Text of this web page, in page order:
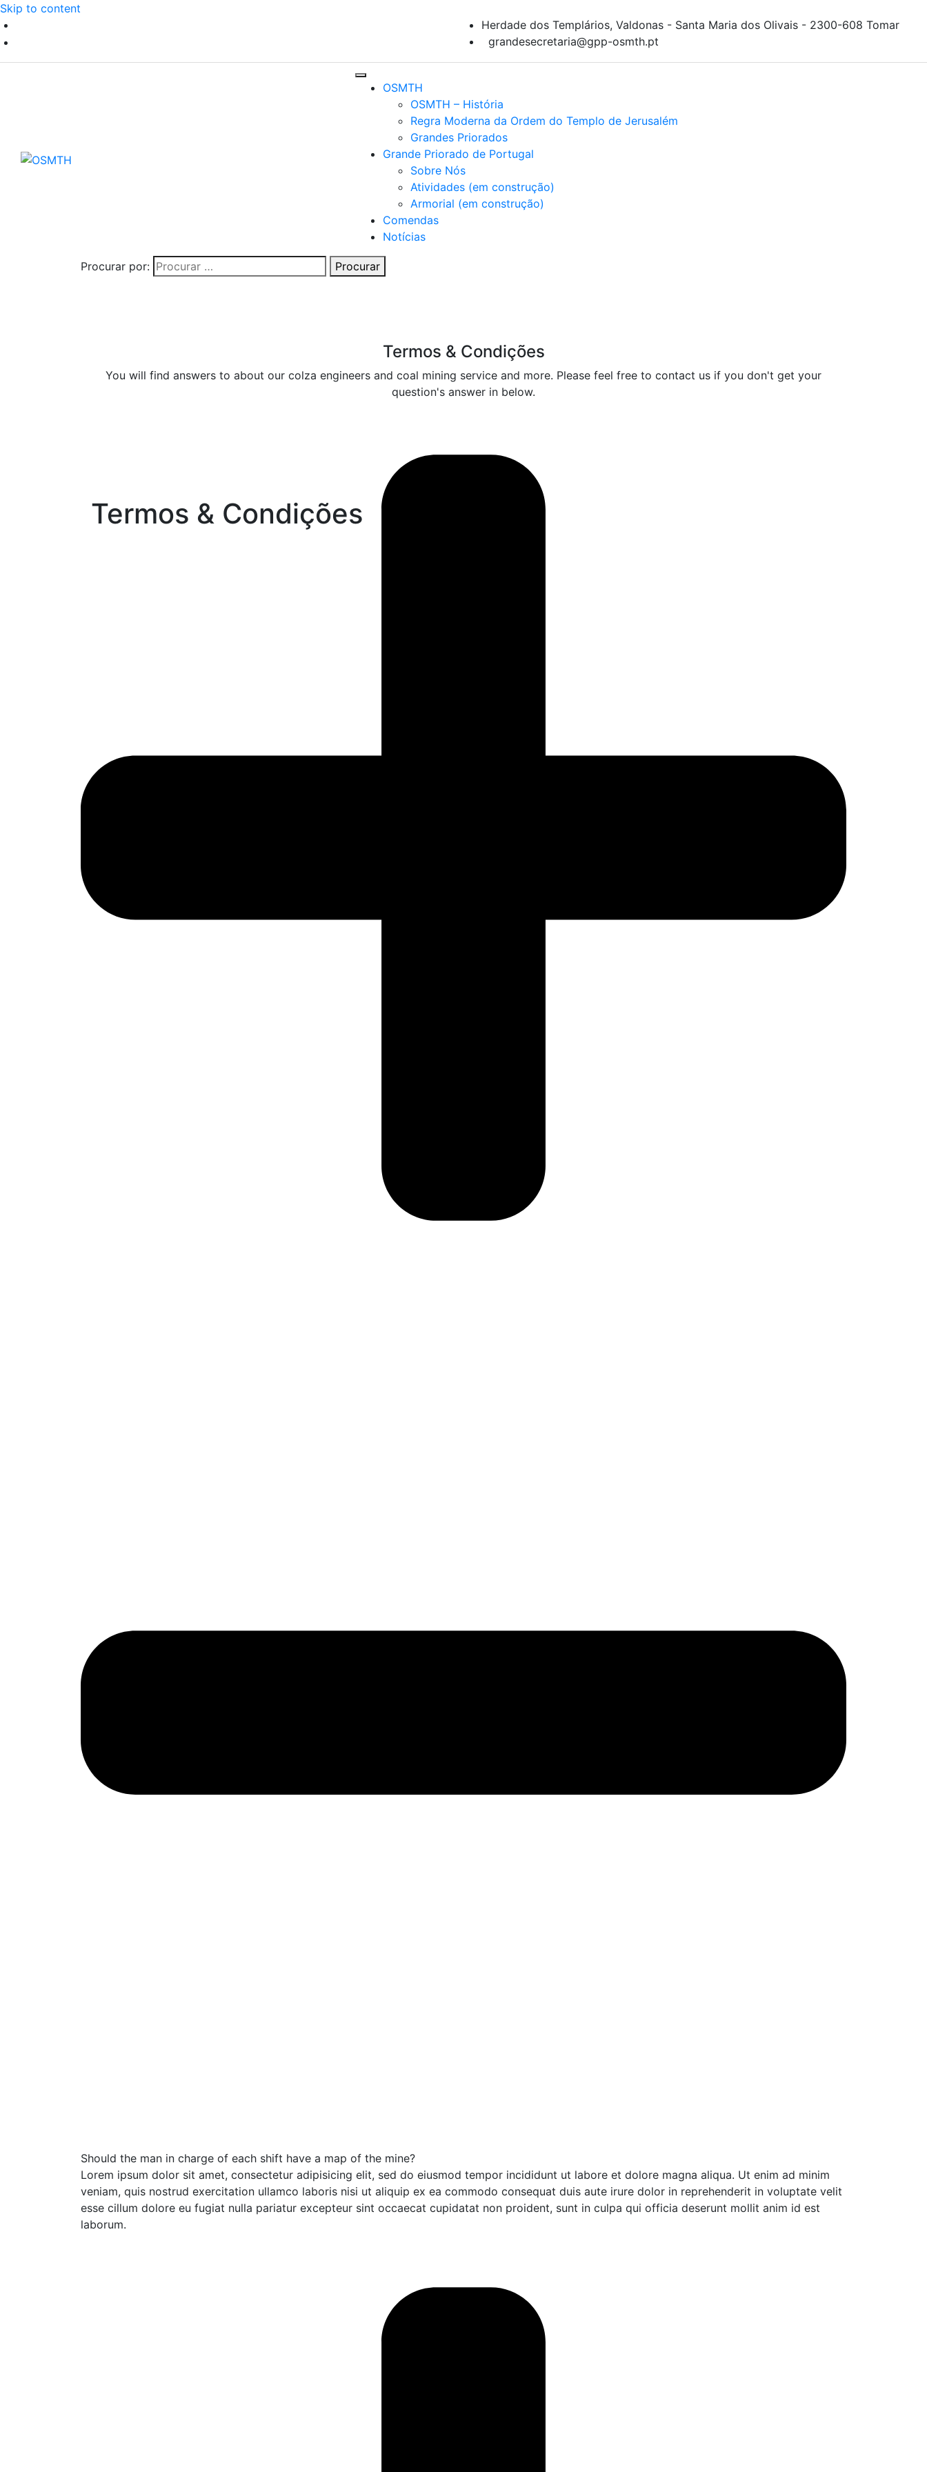
Skip to content
Herdade dos Templários, Valdonas - Santa Maria dos Olivais - 2300-608 Tomar
grandesecretaria@gpp-osmth.pt
OSMTH
OSMTH – História
Regra Moderna da Ordem do Templo de Jerusalém
Grandes Priorados
Grande Priorado de Portugal
Sobre Nós
Atividades (em construção)
Armorial (em construção)
Comendas
Notícias
Termos & Condições
Procurar por: Procurar
Termos & Condições
You will find answers to about our colza engineers and coal mining service and more. Please feel free to contact us if you don't get your
question's answer in below.
Should the man in charge of each shift have a map of the mine?
Lorem ipsum dolor sit amet, consectetur adipisicing elit, sed do eiusmod tempor incididunt ut labore et dolore magna aliqua. Ut enim ad minim
veniam, quis nostrud exercitation ullamco laboris nisi ut aliquip ex ea commodo consequat duis aute irure dolor in reprehenderit in voluptate velit
esse cillum dolore eu fugiat nulla pariatur excepteur sint occaecat cupidatat non proident, sunt in culpa qui officia deserunt mollit anim id est
laborum.